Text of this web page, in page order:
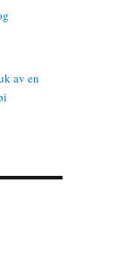
av en